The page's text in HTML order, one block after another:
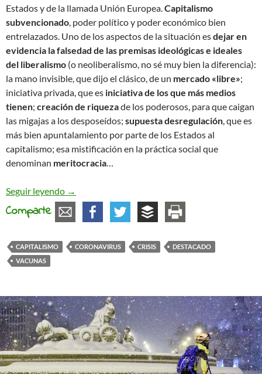
Estados y de la llamada Unión Europea. Capitalismo
subvencionado , poder político y poder económico bien
entrelazados. Uno de los aspectos de la situación esdejar en
evidencia la falsedad de las premisas ideológicas e ideales
del liberalismo (o neoliberalismo, no sé muy bien la diferencia):
la mano invisible, que dijo el clásico, de un mercado «libre»;
iniciativa privada, que es iniciativa de los que más medios
tienen; creación de riquezade los poderosos, para que caigan
las migajas a los desposeídos; supuesta desregulación , que es
más bien apuntalamiento por parte de los Estados al
capitalismo; esa mistificación en la práctica social que
denominan meritocracia
Seguir leyendo La mezquindad del capitalismo
→
Comparte
CAPITALISMO CORONAVIRUS CRISIS
DESTACADO
VACUNAS